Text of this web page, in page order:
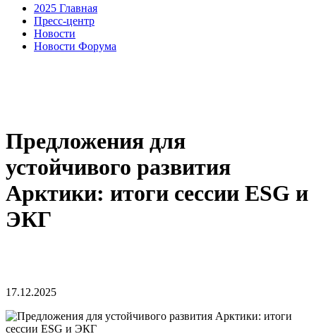
2025 Главная
Пресс-центр
Новости
Новости Форума
Предложения для
устойчивого развития
Арктики: итоги сессии ESG и
ЭКГ
17.12.2025